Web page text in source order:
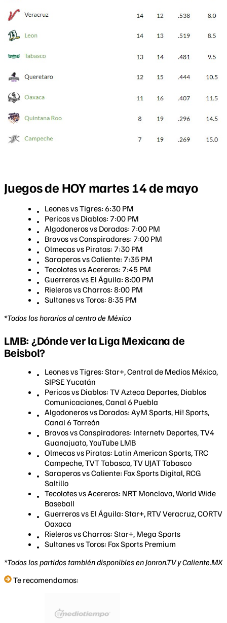
Juegos de HOY martes 14 de mayo
Leones vs Tigres: 6:30 PM
Pericos vs Diablos: 7:00 PM
Algodoneros vs Dorados: 7:00 PM
Bravos vs Conspiradores: 7:00 PM
Olmecas vs Piratas: 7:30 PM
Saraperos vs Caliente: 7:35 PM
Tecolotes vs Acereros: 7:45 PM
Guerreros vs El Águila: 8:00 PM
Rieleros vs Charros: 8:00 PM
Sultanes vs Toros: 8:35 PM
*Todos los horarios al centro de México
LMB: ¿Dónde ver la Liga Mexicana de
Beisbol?
Leones vs Tigres: Star+, Central de Medios México,
SIPSE Yucatán
Pericos vs Diablos: TV Azteca Deportes, Diablos
Comunicaciones, Canal 6 Puebla
Algodoneros vs Dorados: AyM Sports, Hi! Sports,
Canal 6 Torreón
Bravos vs Conspiradores: Internetv Deportes, TV4
Guanajuato, YouTube LMB
Olmecas vs Piratas: Latin American Sports, TRC
Campeche, TVT Tabasco, TV UJAT Tabasco
Saraperos vs Caliente: Fox Sports Digital, RCG
Saltillo
Tecolotes vs Acereros: NRT Monclova, World Wide
Baseball
Guerreros vs El Águila: Star+, RTV Veracruz, CORTV
Oaxaca
Rieleros vs Charros: Star+, Mega Sports
Sultanes vs Toros: Fox Sports Premium
*Todos los partidos también disponibles en Jonron.TV y Caliente.MX
Te recomendamos: